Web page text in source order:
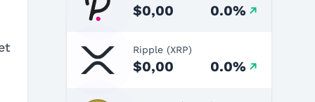
$0,00 0.0%
Ripple (XRP)
$0,00 0.0%